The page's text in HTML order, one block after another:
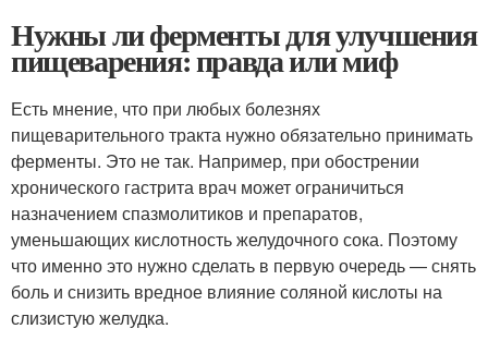
Нужны ли ферменты для улучшения
пищеварения: правда или миф
Есть мнение, что при любых болезнях
пищеварительного тракта нужно обязательно принимать
ферменты. Это не так. Например, при обострении
хронического гастрита врач может ограничиться
назначением спазмолитиков и препаратов,
уменьшающих кислотность желудочного сока. Поэтому
что именно это нужно сделать в первую очередь — снять
боль и снизить вредное влияние соляной кислоты на
слизистую желудка.